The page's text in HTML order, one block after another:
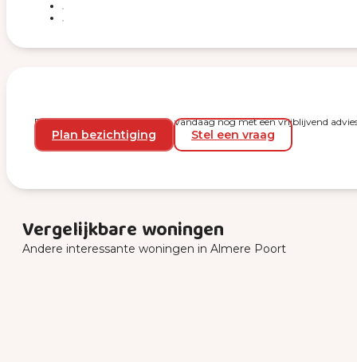
Plan een bezichtiging en start vandaag nog met een vrijblijvend
Plan bezichtiging Stel een vraag
Vergelijkbare woningen
Andere interessante woningen in Almere Poort